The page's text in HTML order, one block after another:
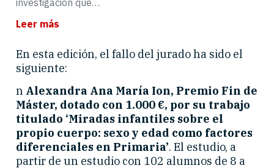
Leer más
En esta edición, el fallo del jurado ha sido el
siguiente:
n Alexandra Ana María Ion, Premio Fin de
Máster, dotado con 1.000 €, por su trabajo
titulado ‘Miradas infantiles sobre el
propio cuerpo: sexo y edad como factores
diferenciales en Primaria’. El estudio, a
partir de un estudio con 102 alumnos de 8 a